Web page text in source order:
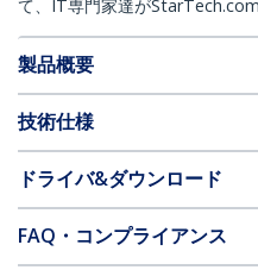
て、IT専門家達が
製品概要
技術仕様
ドライバ&ダウンロード
FAQ・コンプライアンス